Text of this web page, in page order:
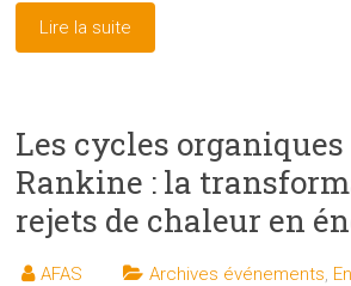
Lire la suite
Les cycles organiques
Rankine : la
rejets de chaleur en
AFAS Archives événements,